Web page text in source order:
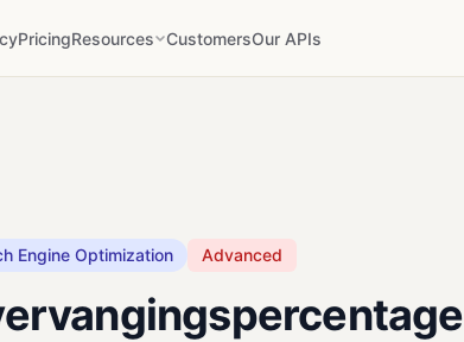
PricingResources CustomersOur APIs
Engine Optimization Advanced